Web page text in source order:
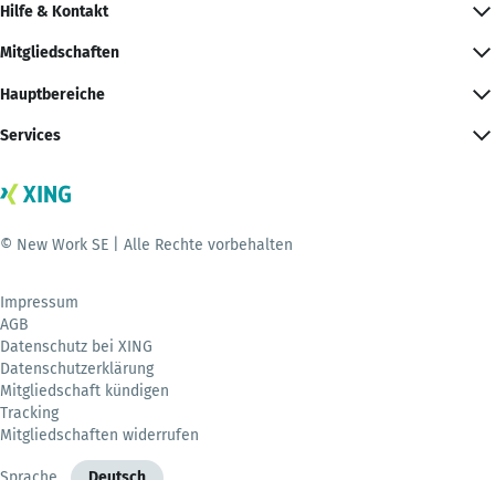
Hilfe & Kontakt
Mitgliedschaften
Hauptbereiche
Services
© New Work SE | Alle Rechte vorbehalten
Impressum
AGB
Datenschutz bei XING
Datenschutzerklärung
Mitgliedschaft kündigen
Tracking
Mitgliedschaften widerrufen